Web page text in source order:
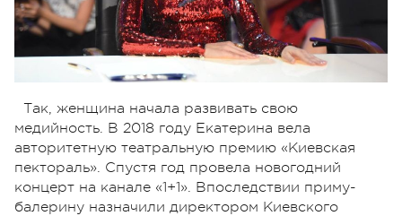
Так, женщина начала развивать свою
медийность. В 2018 году Екатерина вела
авторитетную театральную премию «Киевская
пектораль». Спустя год провела новогодний
концерт на канале «1+1». Впоследствии приму-
балерину назначили директором Киевского